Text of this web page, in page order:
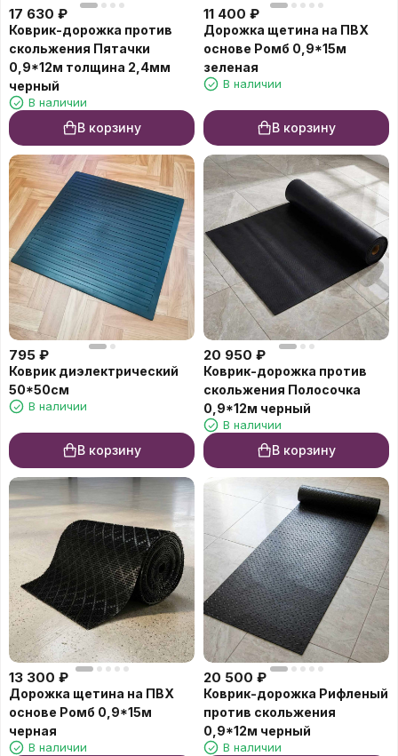
17 630 ₽
Коврик-дорожка против
скольжения Пятачки
0,9*12м толщина 2,4мм
черный
В наличии
В корзину
11 400 ₽
Дорожка щетина на ПВХ
основе Ромб 0,9*15м
зеленая
В наличии
В корзину
795 ₽
Коврик диэлектрический
50*50см
В наличии
В корзину
20 950 ₽
Коврик-дорожка против
скольжения Полосочка
0,9*12м черный
В наличии
В корзину
13 300 ₽
Дорожка щетина на ПВХ
основе Ромб 0,9*15м
черная
В наличии
20 500 ₽
Коврик-дорожка Рифленый
против скольжения
0,9*12м черный
В наличии